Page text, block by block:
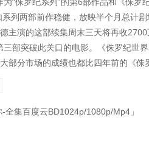
列两部前作稳健，放映半个月总计
德主演的这部续集周末三天将再收
三部突破此关口的电影。《侏罗纪世
部分市场的成绩也都比四年前的《
全集百度云BD1024p/1080p/Mp4」